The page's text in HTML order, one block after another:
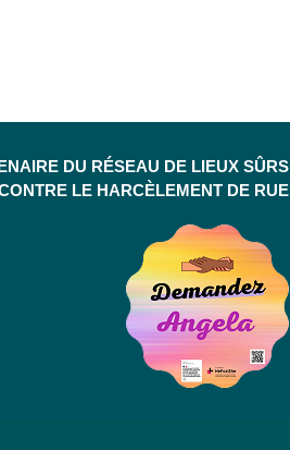
DU RÉSEAU DE LIEUX SÛRS
LE HARCÈLEMENT DE RUE